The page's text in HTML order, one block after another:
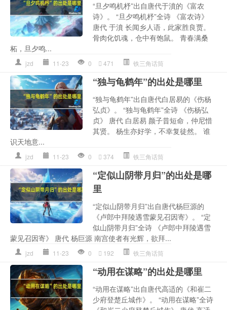
“旦夕鸣机杼”出自唐代于濆的《富农
诗》。 “旦夕鸣机杼”全诗 《富农诗》
唐代 于濆 长闻乡人语，此家胜良贾。
骨肉化饥魂，仓中有饱鼠。 青春满桑
柘，旦夕鸣...
jzd 11-23 0 471 铁三角话筒
“独与龟鹤年”的出处是哪里
“独与龟鹤年”出自唐代白居易的《伤杨
弘贞》。 “独与龟鹤年”全诗 《伤杨弘
贞》 唐代 白居易 颜子昔短命，仲尼惜
其贤。 杨生亦好学，不幸复徒然。 谁
识天地意...
jzd 11-23 0 374 铁三角话筒
“定似山阴带月归”的出处是哪
里
“定似山阴带月归”出自唐代杨巨源的
《卢郎中拜陵遇雪蒙见召因寄》。 “定
似山阴带月归”全诗 《卢郎中拜陵遇雪
蒙见召因寄》 唐代 杨巨源 南宫使者有光辉，欲拜...
jzd 11-23 0 192 铁三角话筒
“动用在谋略”的出处是哪里
“动用在谋略”出自唐代高适的《和崔二
少府登楚丘城作》。 “动用在谋略”全诗